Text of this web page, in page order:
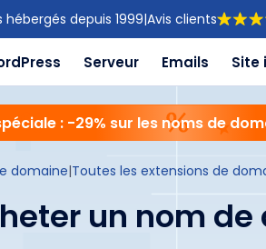
depuis 1999|Avis clients
Serveur Emails Site
: -29% sur les noms de
domaine|Toutes les extensions de
un nom de